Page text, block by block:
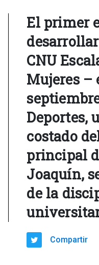
El primer
CNU
Mujeres –
Deportes,
costado
principal
Joaquín,
de la
Compartir